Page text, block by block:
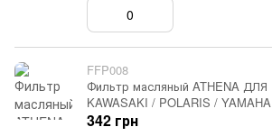
FFP008
Фильтр масляный ATHENA ДЛЯ
KAWASAKI / POLARIS /
342 грн